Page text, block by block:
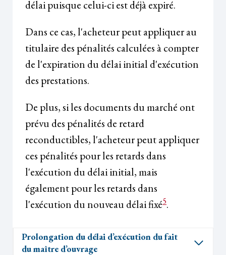
délai puisque celui-ci est déjà expiré.
Dans ce cas, l'acheteur peut appliquer au
titulaire des pénalités calculées à compter
de l'expiration du délai initial d'exécution
des prestations.
De plus, si les documents du marché ont
prévu des pénalités de retard
reconductibles, l'acheteur peut appliquer
ces pénalités pour les retards dans
l'exécution du délai initial, mais
également pour les retards dans
l'exécution du nouveau délai fixé5.
Prolongation du délai d’exécution du fait
du maître d’ouvrage